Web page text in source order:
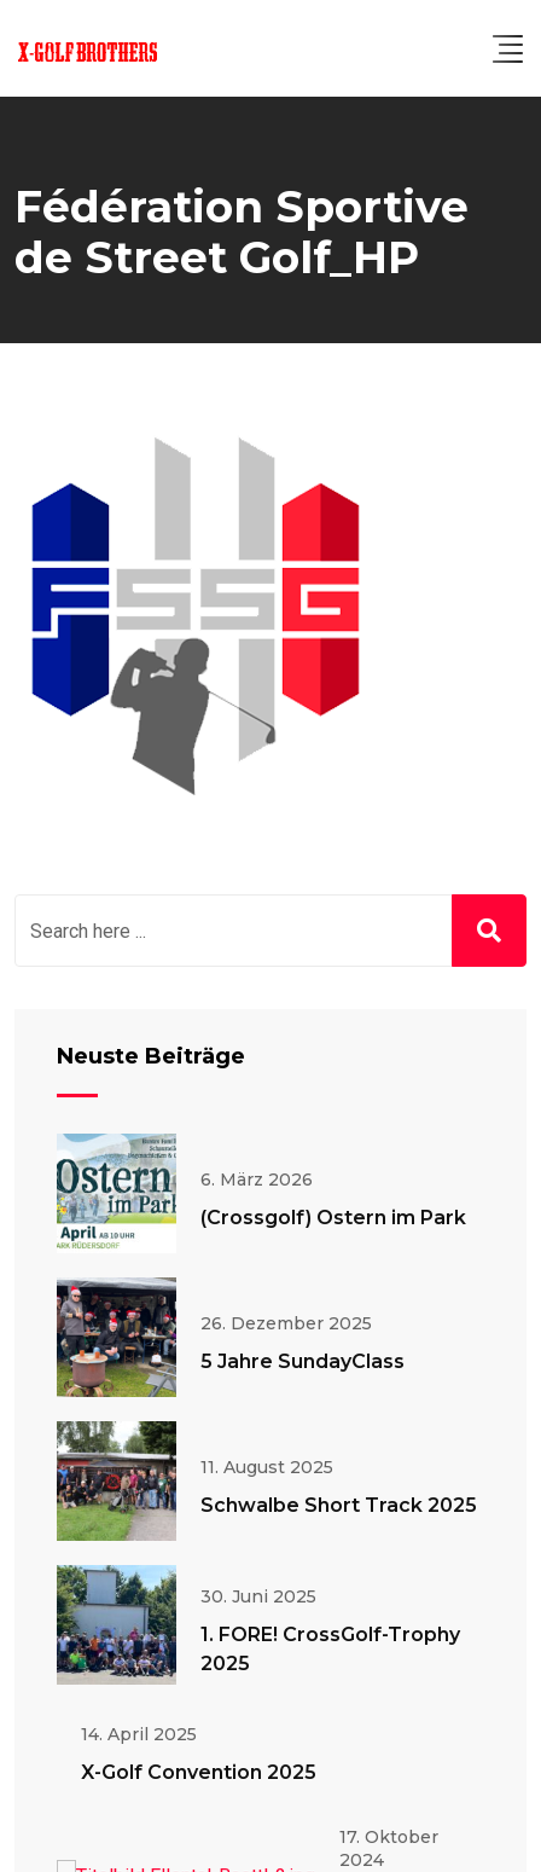
Fédération Sportive
de Street Golf_HP
Neuste Beiträge
6. März 2026
(Crossgolf) Ostern im Park
26. Dezember 2025
5 Jahre SundayClass
11. August 2025
Schwalbe Short Track 2025
30. Juni 2025
1. FORE! CrossGolf-Trophy
2025
14. April 2025
X-Golf Convention 2025
17. Oktober
2024